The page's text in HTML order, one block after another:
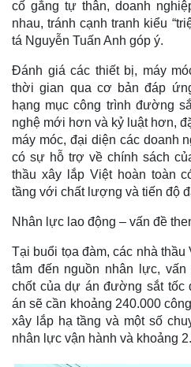
cố gắng tự thân, doanh
nhau, tránh cạnh tranh kiểu
tá Nguyễn Tuấn Anh góp ý.
Đánh giá các thiết bị, máy
thời gian qua cơ bản đáp
hạng mục công trình đường
nghệ mới hơn và kỷ luật hơn,
máy móc, đại diện các doanh
có sự hỗ trợ về chính sách
thầu xây lắp Việt hoàn toàn
tầng với chất lượng và tiến độ
Nhân lực lao động – vấn đề
Tại buổi tọa đàm, các nhà thầu
tâm đến nguồn nhân lực,
chốt của dự án đường sắt tốc
án sẽ cần khoảng 240.000
xây lắp hạ tầng và một số
nhân lực vận hành và khoảng